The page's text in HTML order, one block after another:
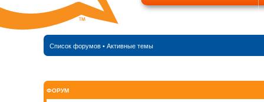
Список форумов• Активные темы
ФОРУМ